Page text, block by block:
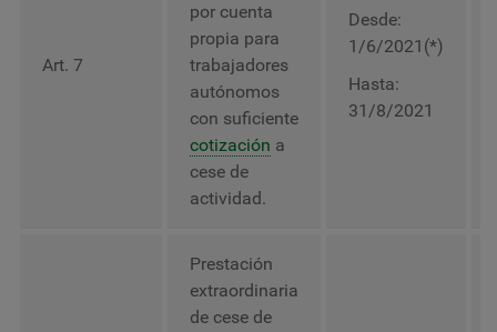
Art. 7
por cuenta
propia para
trabajadores
autónomos
con suficiente
cotización a
cese de
actividad.
Desde:
1/6/2021(*)
Hasta:
31/8/2021
Prestación
extraordinaria
de cese de